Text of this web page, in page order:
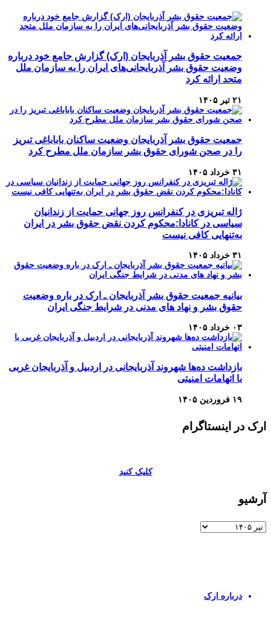
جمعیت حقوق بشر آذربایجان (ارک) گزارش جامع خود درباره
وضعیت حقوق بشر آذربایجانی‌های ایران را به سازمان ملل
متحد ارائه کرد
۲۱ تیر ۱۴۰۵
جمعیت حقوق بشر آذربایجان وضعیت ساکنان باباباغی تبریز
را در صحن شورای حقوق بشر سازمان ملل مطرح کرد
۳۱ خرداد ۱۴۰۵
ژاله تبریزی در کنفرانس روز جهانی حمایت از زندانیان
سیاسی در کانادا:محکوم کردن نقض حقوق بشر در ایران
به‌تنهایی کافی نیست
۳۱ خرداد ۱۴۰۵
بیانیه جمعیت حقوق بشر آذربایجان ـ ارک در باره وضعیت
حقوق بشر و نهاد های مدنی در شرایط جنگی ایران
۰۳ خرداد ۱۴۰۵
بازداشت ده‌ها شهروند آذربایجانی در اردبیل و آذربایجان غربی
با اتهامات امنیتی
۱۹ فروردین ۱۴۰۵
ارک در اینستاگرام
کلیک کنید
آرشیو
آرشیو
درباره ارک